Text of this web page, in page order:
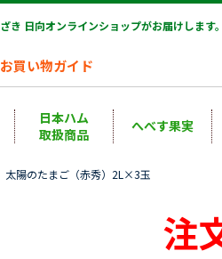
き 日向オンラインショップがお届けしま
お買い物ガイド
日本ハム
取扱商品
へべす果実
太陽のたまご（赤秀）2L×3玉
注